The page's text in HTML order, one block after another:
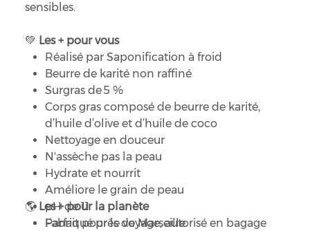
sensibles.
💚 Les + pour vous
Réalisé par Saponification à froid
Beurre de karité non raffiné
Surgras de 5 %
Corps gras composé de beurre de karité,
d’huile d’olive et d’huile de coco
Nettoyage en douceur
N'assèche pas la peau
Hydrate et nourrit
Améliore le grain de peau
pH de 11
Parfait pour le voyage, autorisé en bagage
🌎 Les + pour la planète
Fabriqué près de Marseille